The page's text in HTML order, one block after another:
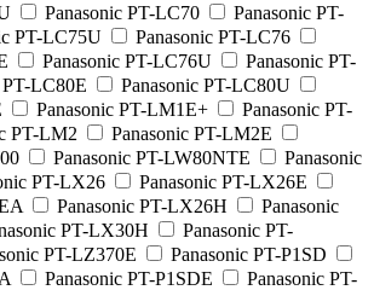
Panasonic PT-LC70
Panasonic PT-
PT-LC75U
Panasonic PT-LC76
Panasonic PT-LC76U
Panasonic PT-
PT-LC80E
Panasonic PT-LC80U
Panasonic PT-LM1E+
Panasonic PT-
PT-LM2
Panasonic PT-LM2E
Panasonic PT-LW80NTE
Panasonic
PT-LX26
Panasonic PT-LX26E
Panasonic PT-LX26H
Panasonic
PT-LX30H
Panasonic PT-
PT-LZ370E
Panasonic PT-P1SD
Panasonic PT-P1SDE
Panasonic PT-